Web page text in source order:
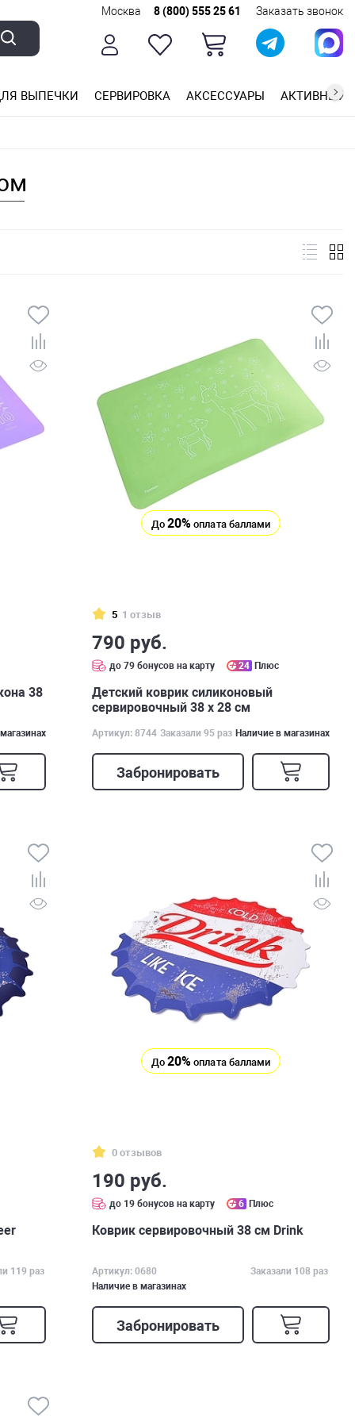
Москва 8 (800) 555 25 61 Заказать звонок
ВЫПЕЧКИ СЕРВИРОВКА АКСЕССУАРЫ АКТИВНЫЙ
38
До20% оплата баллами
5 1 отзыв
790 руб.
до 79 бонусов на карту 24 Плюс
Детский коврик силиконовый
сервировочный 38 х 28 см
Артикул: 8744 Заказали 95 раз Наличие в магазинах
Забронировать
119 раз
До20% оплата баллами
0 отзывов
190 руб.
до 19 бонусов на карту 6 Плюс
Коврик сервировочный 38 см Drink
Артикул: 0680
Заказали 108 раз
Наличие в магазинах
Забронировать